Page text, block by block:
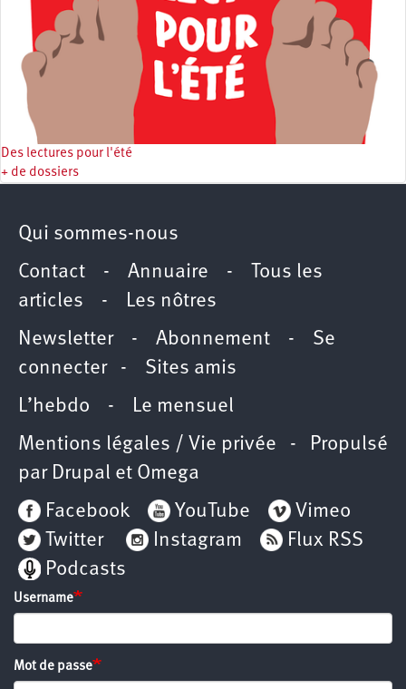
Des lectures pour l'été
+ de dossiers
Qui sommes-nous
Contact - Annuaire - Tous les
articles -
Les nôtres
Newsletter- Abonnement - Se
connecter- Sites amis
L’hebdo -
Le mensuel
Mentions légales / Vie privée - Propulsé
par Drupal et Omega
Facebook
YouTube
Vimeo
Twitter
Instagram
Flux RSS
Podcasts
Username
Mot de passe